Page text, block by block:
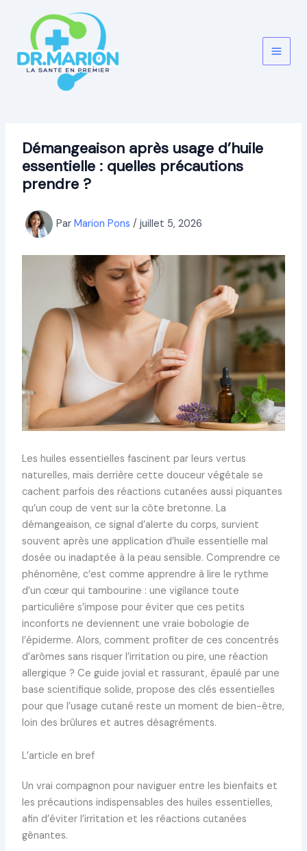
contenu
Démangeaison après usage d’huile
essentielle : quelles précautions
prendre ?
Par Marion Pons / juillet 5, 2026
Les huiles essentielles fascinent par leurs vertus
naturelles, mais derrière cette douceur végétale se
cachent parfois des réactions cutanées aussi piquantes
qu’un coup de vent sur la côte bretonne. La
démangeaison, ce signal d’alerte du corps, survient
souvent après une application d’huile essentielle mal
dosée ou inadaptée à la peau sensible. Comprendre ce
phénomène, c’est comme apprendre à lire le rythme
d’un cœur qui tambourine : une vigilance toute
particulière s’impose pour éviter que ces petits
inconforts ne deviennent une vraie bobologie de
l’épiderme. Alors, comment profiter de ces concentrés
d’arômes sans risquer l’irritation ou pire, une réaction
allergique ? Ce guide jovial et rassurant, épaulé par une
base scientifique solide, propose des clés essentielles
pour que l’usage cutané reste un moment de bien-être,
loin des brûlures et autres désagréments.
L’article en bref
Un vrai compagnon pour naviguer entre les bienfaits et
les précautions indispensables des huiles essentielles,
afin d’éviter l’irritation et les réactions cutanées
gênantes.